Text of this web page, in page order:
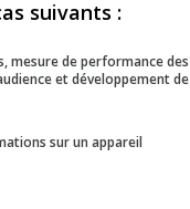
suivants :
mesure de performance des
et développement de
sur un appareil